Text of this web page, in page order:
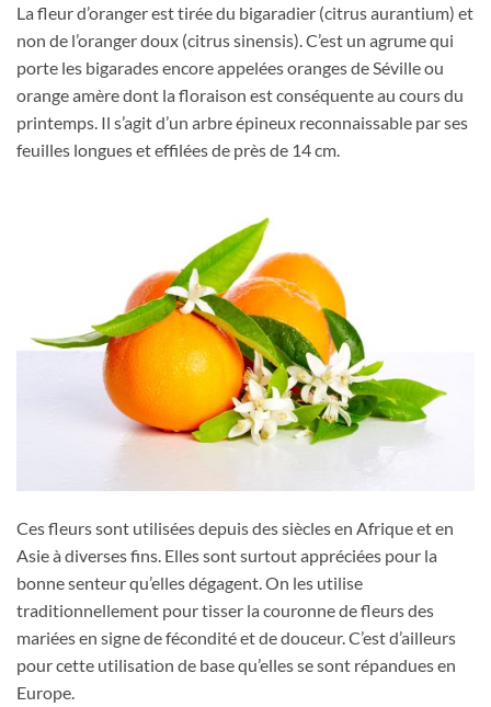
La fleur d’oranger est tirée du bigaradier (citrus aurantium) et
non de l’oranger doux (citrus sinensis). C’est un agrume qui
porte les bigarades encore appelées oranges de Séville ou
orange amère dont la floraison est conséquente au cours du
printemps. Il s’agit d’un arbre épineux reconnaissable par ses
feuilles longues et effilées de près de 14 cm.
Ces fleurs sont utilisées depuis des siècles en Afrique et en
Asie à diverses fins. Elles sont surtout appréciées pour la
bonne senteur qu’elles dégagent. On les utilise
traditionnellement pour tisser la couronne de fleurs des
mariées en signe de fécondité et de douceur. C’est d’ailleurs
pour cette utilisation de base qu’elles se sont répandues en
Europe.